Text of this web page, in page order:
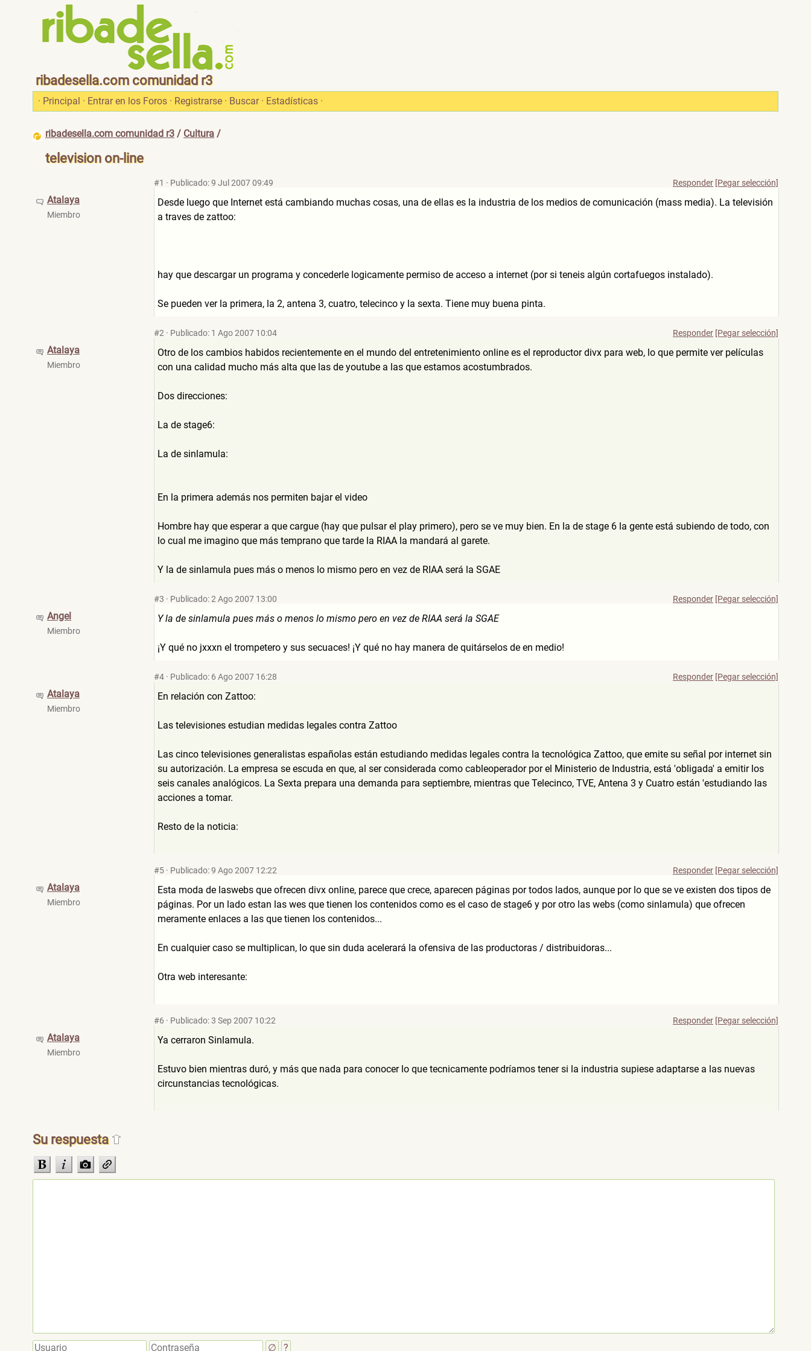
ribadesella.com comunidad r3
· Principal · Entrar en los Foros · Registrarse · Buscar · Estadísticas ·
ribadesella.com comunidad r3 / Cultura /
television on-line
Atalaya
Miembro
#1 · Publicado: 9 Jul 2007 09:49 Responder [Pegar selección]
Desde luego que Internet está cambiando muchas cosas, una de ellas es la industria de los medios de comunicación (mass media). La televisión
a traves de zattoo:
hay que descargar un programa y concederle logicamente permiso de acceso a internet (por si teneis algún cortafuegos instalado).
Se pueden ver la primera, la 2, antena 3, cuatro, telecinco y la sexta. Tiene muy buena pinta.
Atalaya
Miembro
#2 · Publicado: 1 Ago 2007 10:04 Responder [Pegar selección]
Otro de los cambios habidos recientemente en el mundo del entretenimiento online es el reproductor divx para web, lo que permite ver películas
con una calidad mucho más alta que las de youtube a las que estamos acostumbrados.
Dos direcciones:
La de stage6:
La de sinlamula:
En la primera además nos permiten bajar el video
Hombre hay que esperar a que cargue (hay que pulsar el play primero), pero se ve muy bien. En la de stage 6 la gente está subiendo de todo, con
lo cual me imagino que más temprano que tarde la RIAA la mandará al garete.
Y la de sinlamula pues más o menos lo mismo pero en vez de RIAA será la SGAE
Angel
Miembro
#3 · Publicado: 2 Ago 2007 13:00 Responder [Pegar selección]
Y la de sinlamula pues más o menos lo mismo pero en vez de RIAA será la SGAE
¡Y qué no jxxxn el trompetero y sus secuaces! ¡Y qué no hay manera de quitárselos de en medio!
Atalaya
Miembro
#4 · Publicado: 6 Ago 2007 16:28 Responder [Pegar selección]
En relación con Zattoo:
Las televisiones estudian medidas legales contra Zattoo
Las cinco televisiones generalistas españolas están estudiando medidas legales contra la tecnológica Zattoo, que emite su señal por internet sin
su autorización. La empresa se escuda en que, al ser considerada como cableoperador por el Ministerio de Industria, está 'obligada' a emitir los
seis canales analógicos. La Sexta prepara una demanda para septiembre, mientras que Telecinco, TVE, Antena 3 y Cuatro están 'estudiando las
acciones a tomar.
Resto de la noticia:
Atalaya
Miembro
#5 · Publicado: 9 Ago 2007 12:22 Responder [Pegar selección]
Esta moda de laswebs que ofrecen divx online, parece que crece, aparecen páginas por todos lados, aunque por lo que se ve existen dos tipos de
páginas. Por un lado estan las wes que tienen los contenidos como es el caso de stage6 y por otro las webs (como sinlamula) que ofrecen
meramente enlaces a las que tienen los contenidos...
En cualquier caso se multiplican, lo que sin duda acelerará la ofensiva de las productoras / distribuidoras...
Otra web interesante:
Atalaya
Miembro
#6 · Publicado: 3 Sep 2007 10:22 Responder [Pegar selección]
Ya cerraron Sinlamula.
Estuvo bien mientras duró, y más que nada para conocer lo que tecnicamente podríamos tener si la industria supiese adaptarse a las nuevas
circunstancias tecnológicas.
Su respuesta
∅ ?